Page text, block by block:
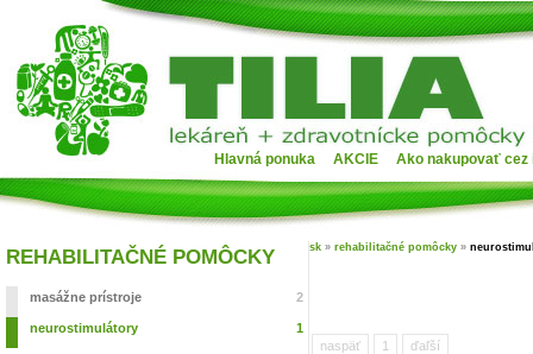
Hlavná ponuka AKCIE Ako nakupovať cez
sk » rehabilitačné pomôcky »
naspäť 1 ďaľší
REHABILITAČNÉ POMÔCKY
masážne prístroje 2
neurostimulátory 1